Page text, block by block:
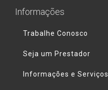
Informações
Trabalhe Conosco
Seja um Prestador
Informações e Serviços